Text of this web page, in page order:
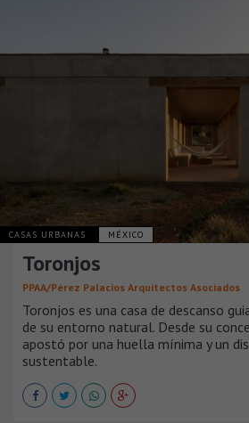
CASAS URBANAS MÉXICO
Toronjos
PPAA/Pérez Palacios Arquitectos Asociados
Toronjos es una casa de descanso
de su entorno natural. Desde su
apostó por una huella mínima y un
sustentable.